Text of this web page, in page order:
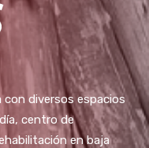
diversos espacios
centro de
en baja